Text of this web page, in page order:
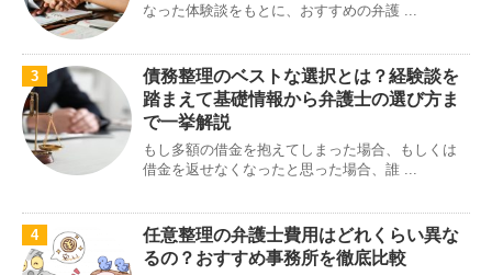
なった体験談をもとに、おすすめの弁護 ...
3
債務整理のベストな選択とは？経験談を
踏まえて基礎情報から弁護士の選び方ま
で一挙解説
もし多額の借金を抱えてしまった場合、もしくは
借金を返せなくなったと思った場合、誰 ...
4
任意整理の弁護士費用はどれくらい異な
るの？おすすめ事務所を徹底比較